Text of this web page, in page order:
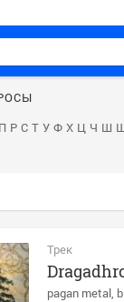
П Р С Т У Ф Х Ц Ч Ш
Трек
pagan metal